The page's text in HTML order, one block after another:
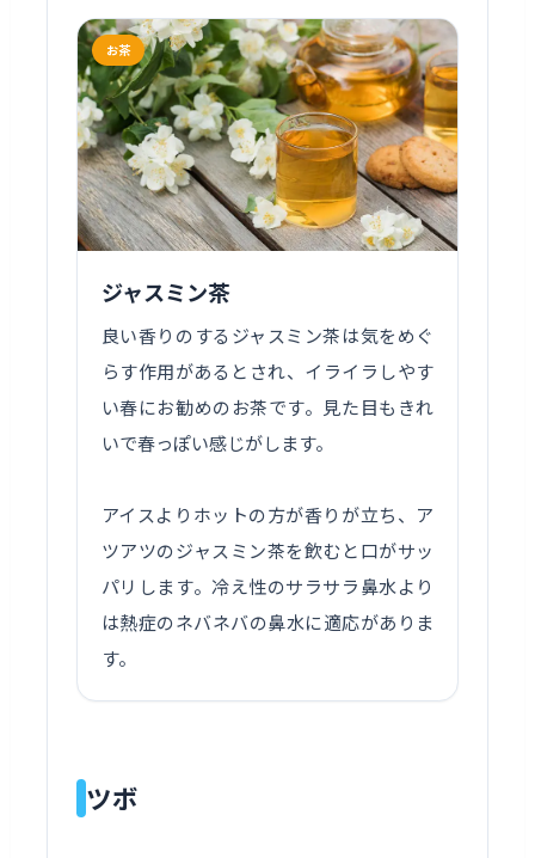
お茶
ジャスミン茶
良い香りのするジャスミン茶は気をめぐ
らす作用があるとされ、イライラしやす
い春にお勧めのお茶です。見た目もきれ
いで春っぽい感じがします。
アイスよりホットの方が香りが立ち、ア
ツアツのジャスミン茶を飲むと口がサッ
パリします。冷え性のサラサラ鼻水より
は熱症のネバネバの鼻水に適応がありま
す。
ツボ